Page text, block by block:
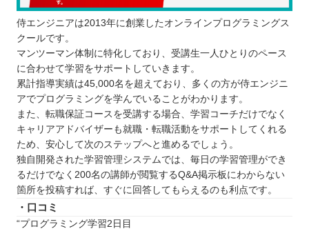
侍エンジニアは2013年に創業したオンラインプログラミングス
クールです。
マンツーマン体制に特化しており、受講生一人ひとりのペース
に合わせて学習をサポートしていきます。
累計指導実績は45,000名を超えており、多くの方が侍エンジニ
アでプログラミングを学んでいることがわかります。
また、転職保証コースを受講する場合、学習コーチだけでなく
キャリアアドバイザーも就職・転職活動をサポートしてくれる
ため、安心して次のステップへと進めるでしょう。
独自開発された学習管理システムでは、毎日の学習管理ができ
るだけでなく200名の講師が閲覧するQ&A掲示板にわからない
箇所を投稿すれば、すぐに回答してもらえるのも利点です。
・口コミ
“プログラミング学習2日目